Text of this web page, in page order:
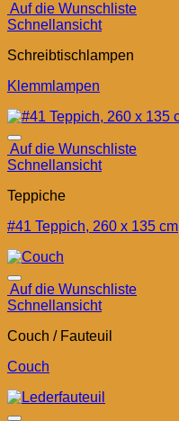
Auf die Wunschliste
Schnellansicht
Schreibtischlampen
Klemmlampen
Auf die Wunschliste
Schnellansicht
Teppiche
#41 Teppich, 260 x 135 cm
Auf die Wunschliste
Schnellansicht
Couch / Fauteuil
Couch